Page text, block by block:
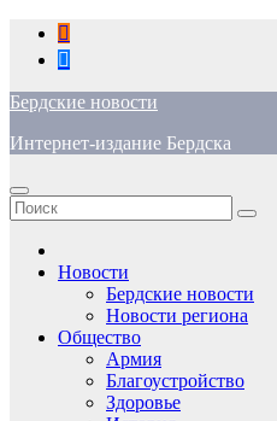
Перейти
содержимому
Бердские новости
Интернет-издание Бердска
Новости
Бердские новости
Новости региона
Общество
Армия
Благоустройство
Здоровье